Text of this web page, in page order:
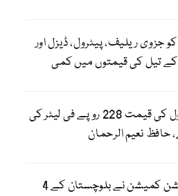
جزوی ریلیف، پیٹرول، ڈیزل اور
تیل کی قیمتوں میں کمی
پیٹرول کی قیمت 228 روپے فی لیٹر کی
حافظ نعیم الرحمان
الیکشن کمیشن نے بلوچستان کے 4